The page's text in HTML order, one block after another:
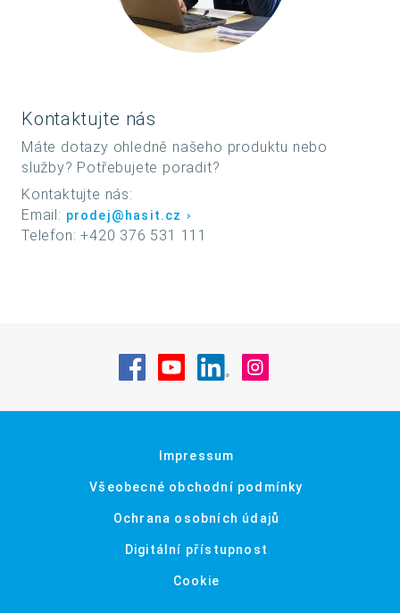
Kontaktujte nás
Máte dotazy ohledně našeho produktu nebo
služby? Potřebujete poradit?
Kontaktujte nás:
Email: prodej@hasit.cz
Telefon: +420 376 531 111
Navštivte nás na Facebook
Navštivte nás na YouTube
Navštivte nás na
Impressum
Všeobecné obchodní podmínky
Ochrana osobních údajů
Digitální přístupnost
Cookie